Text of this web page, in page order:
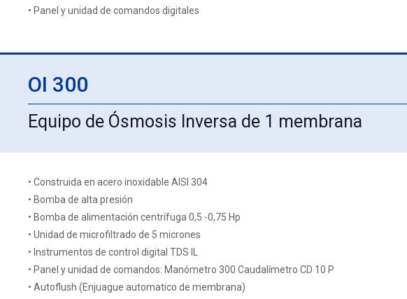
• Panel y unidad de comandos digitales
OI 300
Equipo de Ósmosis Inversa de 1 membrana
• Construida en acero inoxidable AISI 304
• Bomba de alta presión
• Bomba de alimentación centrífuga 0,5 -0,75 Hp
• Unidad de microfiltrado de 5 micrones
• Instrumentos de control digital TDS IL
• Panel y unidad de comandos: Manómetro 300 Caudalímetro CD 10 P
• Autoflush (Enjuague automatico de membrana)